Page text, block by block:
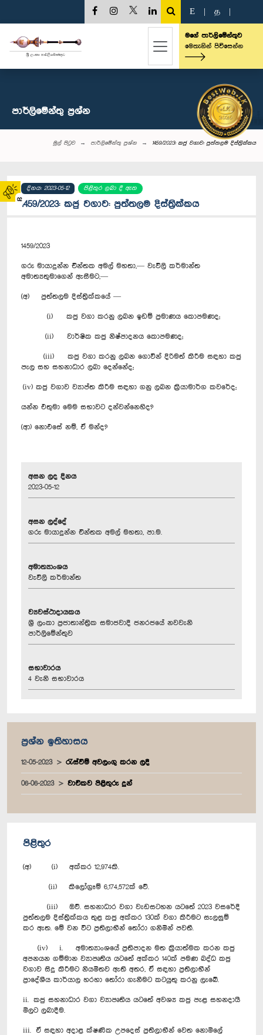
02
E த
මගේ පාර්ලිමේන්තුව
මෙතැනින් පිවිසෙන්න
පාර්ලි‌මේන්තු‌ ප්‍රශ්න
මුල් පිටුව පාර්ලි‌මේන්තු‌ ප්‍රශ්න 1459/2023: කජු වගාව: පුත්තලම දිස්ත්‍රික්කය
දිනය: 2023-05-12 පිළිතුර ලබා දී ඇත
1459/2023: කජු වගාව: පුත්තලම දිස්ත්‍රික්කය
1459/2023
ගරු මායාදුන්න චින්තක අමල් මහතා,— වැවිලි කර්මාන්ත
අමාත්‍යතුමාගෙන් ඇසීමට,—
(අ) පුත්තලම දිස්ත්‍රික්කයේ —
(i) කජු වගා කරනු ලබන ඉඩම් ප්‍රමාණය කොපමණද;
(ii) වාර්ෂික කජු නිෂ්පාදනය කොපමණද;
(iii) කජු වගා කරනු ලබන ගොවීන් දිරිමත් කිරීම සඳහා කජු
පැල සහ සහනාධාර ලබා දෙන්නේද;
(iv) කජු වගාව ව්‍යාප්ත කිරීම සඳහා ගනු ලබන ක්‍රියාමාර්ග කවරේද;
යන්න එතුමා මෙම සභාවට දන්වන්නෙහිද?
(ආ) නොඑසේ නම්, ඒ මන්ද?
අසන ලද දිනය
2023-05-12
අසන ලද්දේ
ගරු මායාදුන්න චින්තක අමල් මහතා, පා.ම.
අමාත්‍යාංශය
වැවිලි කර්මාන්ත
ව්‍යවස්ථාදායකය
ශ්‍රී ලංකා ප්‍රජාතාන්ත්‍රික සමාජවාදී ජනරජයේ නවවැනි
පාර්ලිමේන්තුව
සභාවාරය
4 වැනි සභාවාරය
ප්‍රශ්න ඉතිහාසය
12-05-2023 රැස්වීම් අවලංගු කරන ලදී
06-06-2023 වාචිකව පිළිතුරු දුන්
පිළිතුර
(අ) (i) අක්කර 12,974කි.
(ii) කිලෝග්‍රෑම් 6,174,572ක් වේ.
(iii) ඔව්. සහනාධාර වගා වැඩසටහන යටතේ 2023 වසරේදී
පුත්තලම දිස්ත්‍රික්කය තුළ කජු අක්කර 130ක් වගා කිරීමට සැලසුම්
කර ඇත. මේ වන විට ප්‍රතිලාභීන් තෝරා ගනිමින් පවතී.
(iv) i. අමාත්‍යාංශයේ ප්‍රතිපාදන මත ක්‍රියාත්මක කරන කජු
අපනයන ගම්මාන ව්‍යාපෘතිය යටතේ අක්කර 140ක් පමණ බද්ධ කජු
වගාව සිදු කිරීමට නියමිතව ඇති අතර, ඒ සඳහා ප්‍රතිලාභීන්
ප්‍රාදේශීය කාර්යාල හරහා තෝරා ගැනීමට කටයුතු කරනු ලැබේ.
ii. කජු සහනාධාර වගා ව්‍යාපෘතිය යටතේ අවශ්‍ය කජු පැළ සහනදායී
මිලට ලබාදීම.
iii. ඒ සඳහා අදාළ ක්ෂණික උපදෙස් ප්‍රතිලාභීන් වෙත නොමිලේ